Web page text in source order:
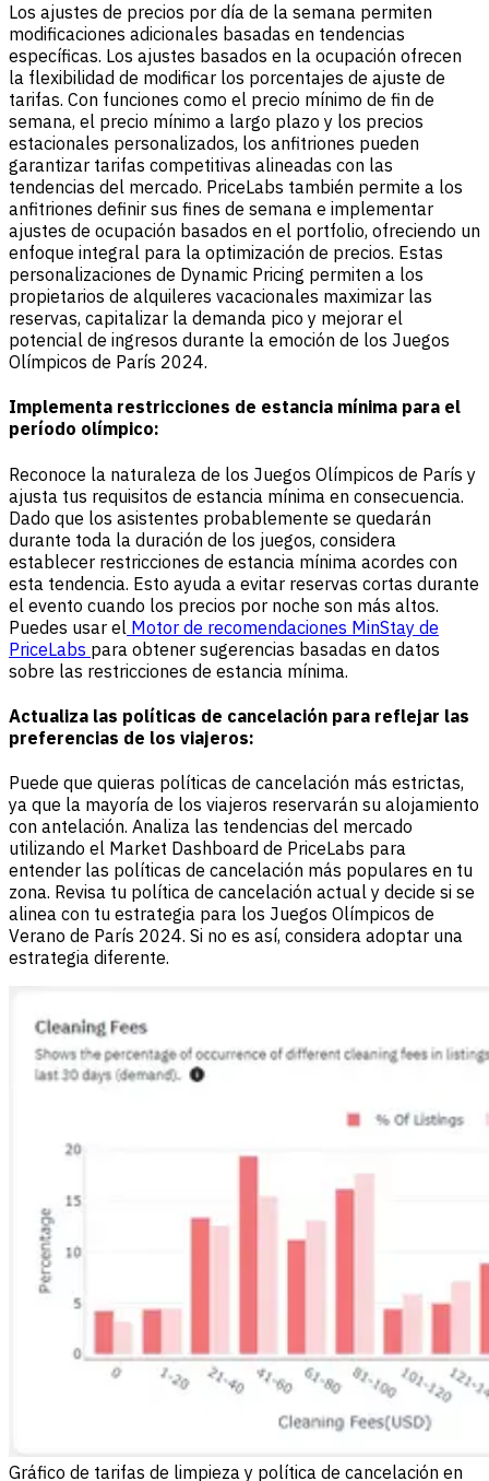
Los ajustes de precios por día de la semana permiten
modificaciones adicionales basadas en tendencias
específicas. Los ajustes basados en la ocupación ofrecen
la flexibilidad de modificar los porcentajes de ajuste de
tarifas. Con funciones como el precio mínimo de fin de
semana, el precio mínimo a largo plazo y los precios
estacionales personalizados, los anfitriones pueden
garantizar tarifas competitivas alineadas con las
tendencias del mercado. PriceLabs también permite a los
anfitriones definir sus fines de semana e implementar
ajustes de ocupación basados en el portfolio, ofreciendo un
enfoque integral para la optimización de precios. Estas
personalizaciones de Dynamic Pricing permiten a los
propietarios de alquileres vacacionales maximizar las
reservas, capitalizar la demanda pico y mejorar el
potencial de ingresos durante la emoción de los Juegos
Olímpicos de París 2024.
Implementa restricciones de estancia mínima para el
período olímpico:
Reconoce la naturaleza de los Juegos Olímpicos de París y
ajusta tus requisitos de estancia mínima en consecuencia.
Dado que los asistentes probablemente se quedarán
durante toda la duración de los juegos, considera
establecer restricciones de estancia mínima acordes con
esta tendencia. Esto ayuda a evitar reservas cortas durante
el evento cuando los precios por noche son más altos.
Puedes usar el Motor de recomendaciones MinStay de
PriceLabs para obtener sugerencias basadas en datos
sobre las restricciones de estancia mínima.
Actualiza las políticas de cancelación para reflejar las
preferencias de los viajeros:
Puede que quieras políticas de cancelación más estrictas,
ya que la mayoría de los viajeros reservarán su alojamiento
con antelación. Analiza las tendencias del mercado
utilizando el Market Dashboard de PriceLabs para
entender las políticas de cancelación más populares en tu
zona. Revisa tu política de cancelación actual y decide si se
alinea con tu estrategia para los Juegos Olímpicos de
Verano de París 2024. Si no es así, considera adoptar una
estrategia diferente.
Gráfico de tarifas de limpieza y política de cancelación en